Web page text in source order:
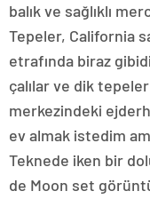
balık ve sağlıklı
Tepeler, California
etrafında biraz
çalılar ve dik
merkezindeki
ev almak istedim
Teknede iken bir
de Moon set